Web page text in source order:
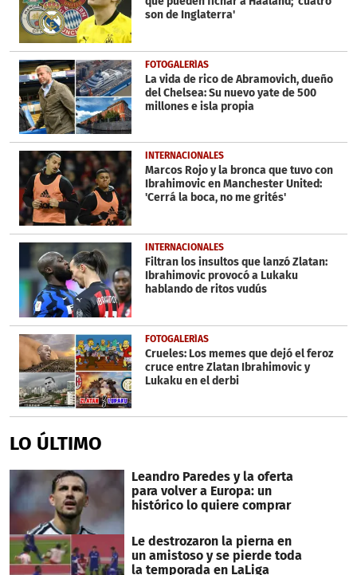
son de Inglaterra'
FOTOGALERÍAS
La vida de rico de Abramovich, dueño
del Chelsea: Su nuevo yate de 500
millones e isla propia
INTERNACIONALES
Marcos Rojo y la bronca que tuvo con
Ibrahimovic en Manchester United:
'Cerrá la boca, no me grités'
INTERNACIONALES
Filtran los insultos que lanzó Zlatan:
Ibrahimovic provocó a Lukaku
hablando de ritos vudús
FOTOGALERÍAS
Crueles: Los memes que dejó el feroz
cruce entre Zlatan Ibrahimovic y
Lukaku en el derbi
LO ÚLTIMO
Leandro Paredes y la oferta
para volver a Europa: un
histórico lo quiere comprar
Le destrozaron la pierna en
un amistoso y se pierde toda
la temporada en LaLiga